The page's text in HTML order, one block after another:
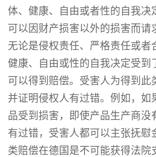
体、健康、自由或者性的自我决
可以因财产损害以外的损害而请
无论是侵权责任、严格责任或者
健康、自由或性的自我决定受到
可以得到赔偿。受害人为得到此
并证明侵权人有过错。例如，如
品受到损害，即使产品生产商没
有过错，受害人都可以主张抚慰
类赔偿在德国是不可能获得法院